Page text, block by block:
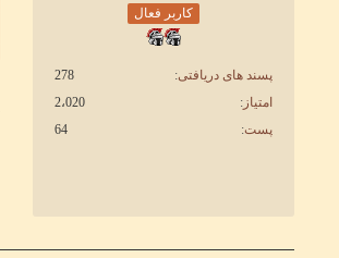
کاربر فعال
پسند های دریافتی
278
امتیاز
2،020
پست
64